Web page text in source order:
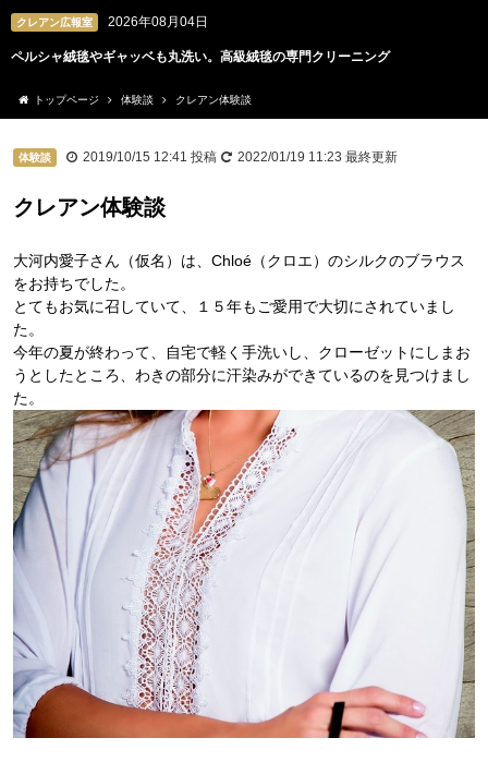
クレアン広報室 2026年08月03日
ビーズや羽根、チュールも。洗うのが難しいドレスの専門クリーニング
トップページ 体験談 クレアン体験談
体験談 2019/10/15 12:41 投稿 2022/01/19 11:23 最終更新
クレアン体験談
大河内愛子さん（仮名）は、Chloé（クロエ）のシルクのブラウス
をお持ちでした。
とてもお気に召していて、１５年もご愛用で大切にされていまし
た。
今年の夏が終わって、自宅で軽く手洗いし、クローゼットにしまお
うとしたところ、わきの部分に汗染みができているのを見つけまし
た。